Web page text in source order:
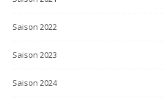
Saison 2022
Saison 2023
Saison 2024